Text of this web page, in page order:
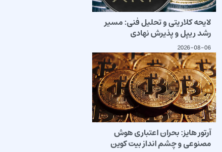
لایحه کلاریتی و تحلیل فنی: مسیر
رشد ریپل و پذیرش نهادی
2026-08-06
آرتور هایز: بحران اعتباری هوش
مصنوعی و چشم انداز بیت کوین